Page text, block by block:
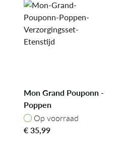
Mon Grand Pouponn -
Poppen
Verzorgingsset
Etenstijd
Op voorraad
Op voorraad
€35,99